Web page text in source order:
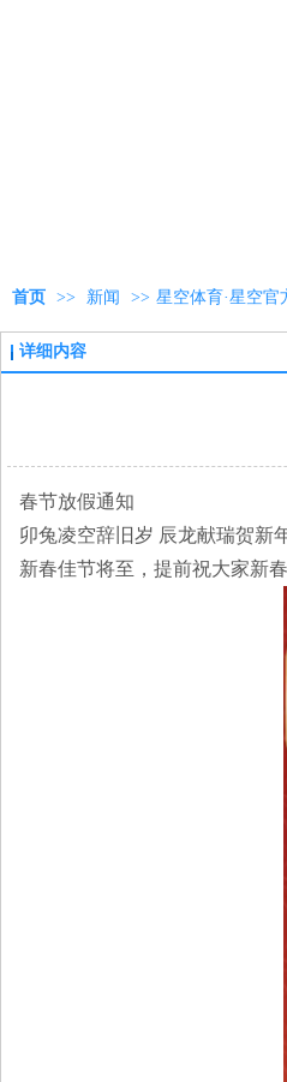
首页 >> 新闻 >> 星空体育·星空官
详细内容
春节放假通知
卯兔凌空辞旧岁 辰龙献瑞贺新
新春佳节将至，提前祝大家新